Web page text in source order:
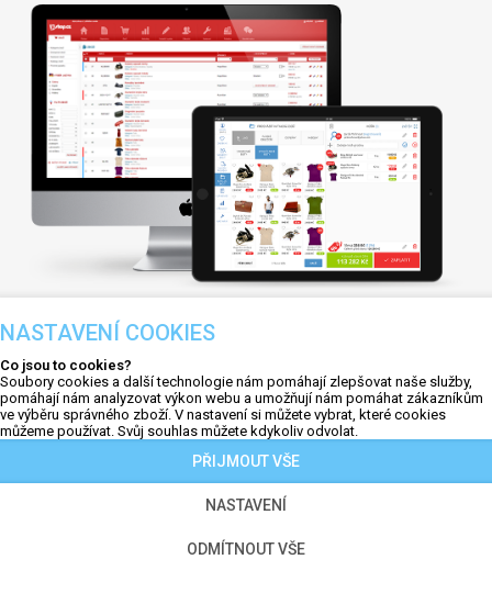
EET A ONLINE POKLADNA
E-shop plně integruje podporuEET. Jedním
klikem lze odeslat doklad do systému
elektronické evidence tržeb. Integraci
EET oceníte především s využitímonline
, která plně nahrazuje pokladní
NASTAVENÍ COOKIES
Co jsou to cookies?
Soubory cookies a další technologie nám pomáhají zlepšovat naše služby,
pomáhají nám analyzovat výkon webu a umožňují nám pomáhat zákazníkům
ve výběru správného zboží. V nastavení si můžete vybrat, které cookies
můžeme používat. Svůj souhlas můžete kdykoliv odvolat.
ODMÍTNOUT VŠE
NASTAVENÍ
PŘIJMOUT VŠE